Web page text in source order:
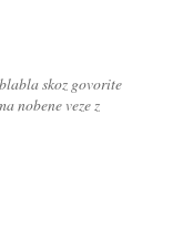
skoz govorite
nobene veze z